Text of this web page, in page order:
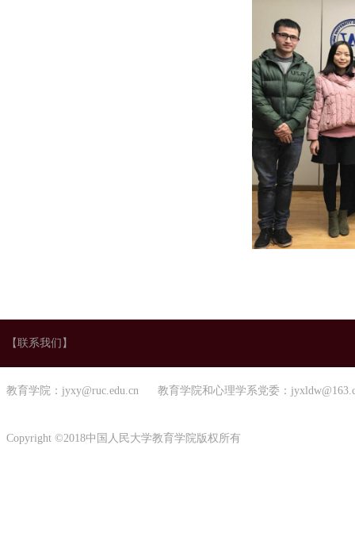
【联系我们】
教育学院：jyxy@ruc.edu.cn 教育学院和心理学系党委：
Copyright ©2018中国人民大学教育学院版权所有